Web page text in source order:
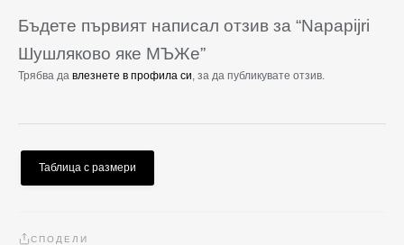
Бъдете първият написал отзив за “Napapijri
Шушляково яке МЪЖe”
Трябва да влезнете в профила си, за да публикувате отзив.
Таблица с размери
СПОДЕЛИ